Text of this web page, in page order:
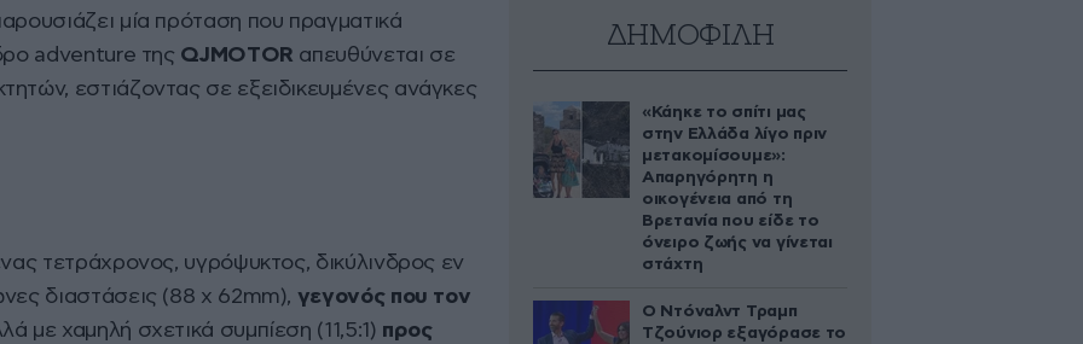
μία πρόταση που πραγματικά
adventure της QJMOTOR απευθύνεται σε
εστιάζοντας σε εξειδικευμένες ανάγκες
τετράχρονος, υγρόψυκτος, δικύλινδρος εν
διαστάσεις (88 x 62mm), γεγονός που τον
με χαμηλή σχετικά συμπίεση (11,5:1) προς
ΔΗΜΟΦΙΛΗ
«Κάηκε το σπίτι μας
στην Ελλάδα λίγο πριν
μετακομίσουμε»:
Απαρηγόρητη η
οικογένεια από τη
Βρετανία που είδε το
όνειρο ζωής να γίνεται
στάχτη
Ο Ντόναλντ Τραμπ
Τζούνιορ εξαγόρασε το